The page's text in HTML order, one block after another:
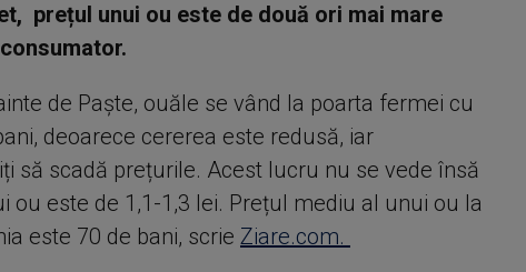
prețul unui ou este de două ori mai mare
de Paște, ouăle se vând la poarta fermei cu
deoarece cererea este redusă, iar
să scadă prețurile. Acest lucru nu se vede însă
ou este de 1,1-1,3 lei. Prețul mediu al unui ou la
este 70 de bani, scrie Ziare.com.